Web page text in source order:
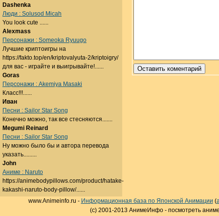
Dashenka
Люди : Solusod Micah
You look cute ......
Alexmass
Персонажи : Someoka Ryuugo
Лучшие криптоигры на
https://fakto.top/en/kriptovalyuta-2/kriptoigry/
для вас - играйте и выигрывайте!......
Goras
Персонажи : Akemiya Masaki
Класс!!!......
Иван
Песни : Sailor Star Song
Конечно можно, так все стесняются.......
Megumi Reinard
Песни : Sailor Star Song
Ну можно было бы и автора перевода
указать.........
John
Аниме : Naruto
https://animebodypillows.com/product/hatake-
kakashi-naruto-body-pillow/......
www.Animeinfo.ru - Информационная база по Японской Анимации (
(c) 2001-2013 АнимеИнфо - посмотреть